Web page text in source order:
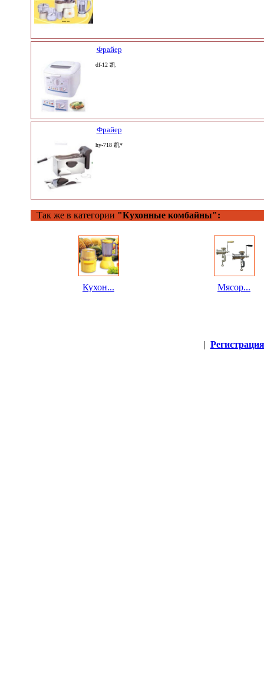
Фрайер
df-12 凯
Фрайер
hy-718 凯*
Так же в категории "Кухонные комбайны":
Кухон... Мясор...
| Регистрация